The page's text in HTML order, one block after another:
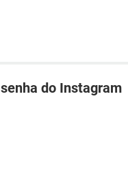
do Instagram